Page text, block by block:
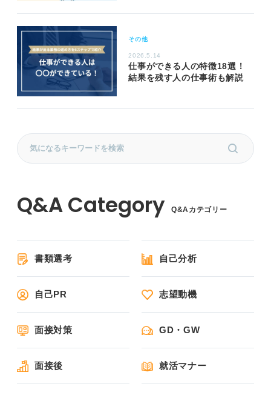
その他
2026.5.14
仕事ができる人の特徴18選！
結果を残す人の仕事術も解説
Q&Aカテゴリー
書類選考 自己分析
自己PR 志望動機
面接対策 GD・GW
面接後 就活マナー